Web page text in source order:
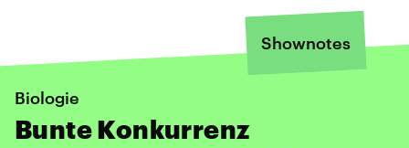
Shownotes
Biologie
Bunte Konkurrenz